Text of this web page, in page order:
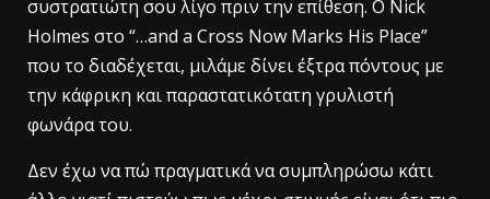
συστρατιώτη σου λίγο πριν την επίθεση. Ο Nick
Holmes στο “…and a Cross Now Marks His Place”
που το διαδέχεται, μιλάμε δίνει έξτρα πόντους με
την κάφρικη και παραστατικότατη γρυλιστή
φωνάρα του.
Δεν έχω να πώ πραγματικά να συμπληρώσω κάτι